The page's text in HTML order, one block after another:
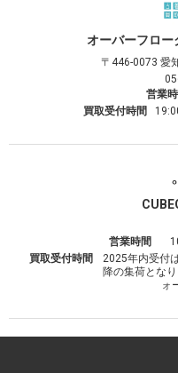
オーバーフロー
〒446-0073 愛
営業
買取受付時間
CUBE
営業時間
買取受付時間
2025年内受付
降の集荷とな
ォ